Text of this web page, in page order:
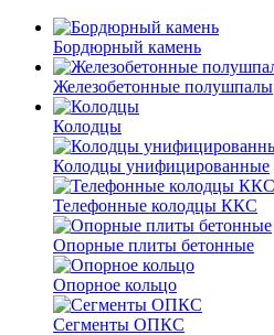
Бордюрный камень
Железобетонные полушпалы
Колодцы
Колодцы унифицированные
Телефонные колодцы ККС
Опорные плиты бетонные
Опорное кольцо
Сегменты ОПКС